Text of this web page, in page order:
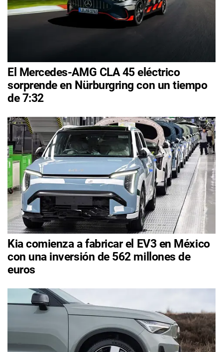
El Mercedes-AMG CLA 45 eléctrico
sorprende en Nürburgring con un tiempo
de 7:32
Kia comienza a fabricar el EV3 en México
con una inversión de 562 millones de
euros